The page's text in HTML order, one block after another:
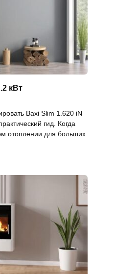
кВт
Baxi Slim 1.620 iN
гид. Когда
отоплении для больших